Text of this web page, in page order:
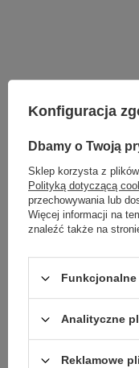
Konfiguracja
Dbamy o Twoją
Sklep korzysta z
Polityką dotyczącą
przechowywania lub
Więcej informacji na
znaleźć także na
Analityczne
Reklamowe